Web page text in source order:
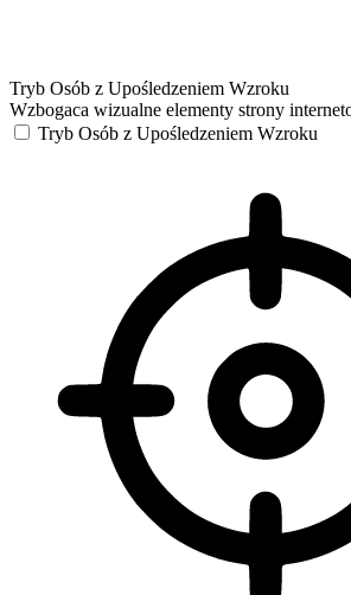
Tryb Osób z Upośledzeniem Wzroku
Wzbogaca wizualne elementy strony
Tryb Osób z Upośledzeniem Wzroku